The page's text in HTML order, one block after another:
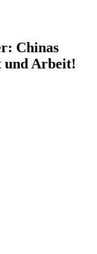
Chinas
und Arbeit!